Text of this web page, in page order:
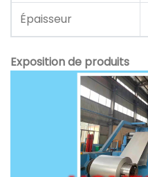
Épaisseur
Exposition de produits